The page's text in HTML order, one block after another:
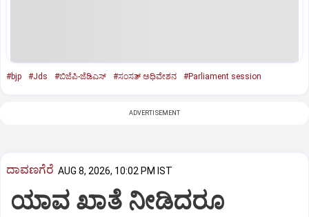
#bjp #Jds #ಬಿಜೆಪಿ-ಜೆಡಿಎಸ್‌ #ಸಂಸತ್‌ ಅಧಿವೇಶನ #Parliament session
ADVERTISEMENT
ದಾವಣಗೆರೆ AUG 8, 2026, 10:02 PM IST
ಯಾವ ಖಾತೆ ನೀಡಿದರೂ